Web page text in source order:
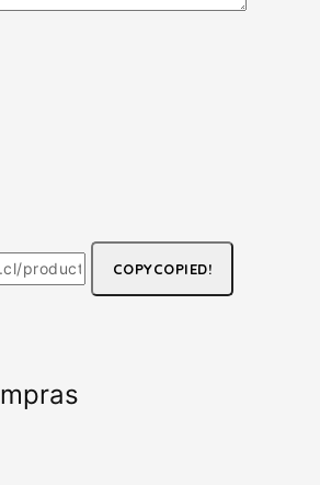
COPYCOPIED!